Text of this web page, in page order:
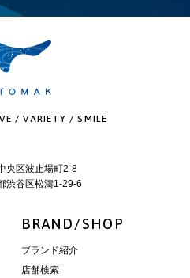
/ VARIETY / SMILE
央区波止場町2-8
渋谷区松濤1-29-6
BRAND/SHOP
ブランド紹介
店舗検索